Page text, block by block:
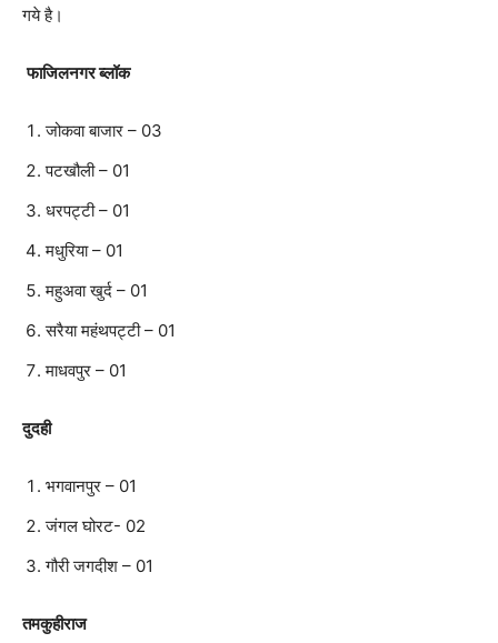
गये है।
फाजिलनगर ब्लॉक
जोकवा बाजार – 03
पटखौली – 01
धरपट्टी – 01
मधुरिया – 01
महुअवा खुर्द – 01
सरैया महंथपट्टी – 01
माधवपुर – 01
दुदही
भगवानपुर – 01
जंगल घोरट- 02
गौरी जगदीश – 01
तमकुहीराज